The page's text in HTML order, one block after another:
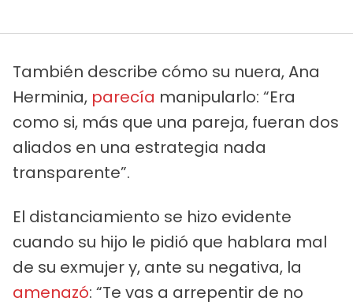
También describe cómo su nuera, Ana
Herminia, parecía manipularlo: “Era
como si, más que una pareja, fueran dos
aliados en una estrategia nada
transparente”.
El distanciamiento se hizo evidente
cuando su hijo le pidió que hablara mal
de su exmujer y, ante su negativa, la
amenazó: “Te vas a arrepentir de no